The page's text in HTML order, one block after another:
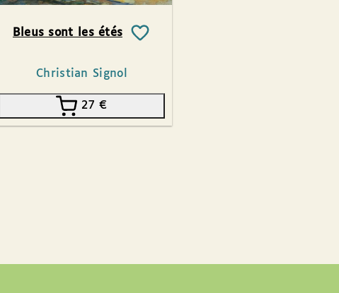
Bleus sont les étés
Christian Signol
27€